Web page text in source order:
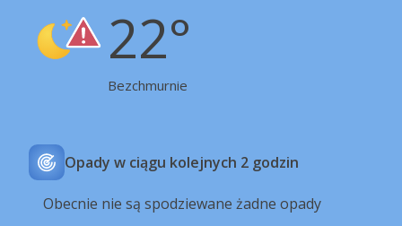
22°
Bezchmurnie
Opady w ciągu kolejnych 2 godzin
Obecnie nie są spodziewane żadne opady